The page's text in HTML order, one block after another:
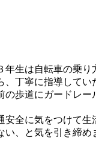
生は自転車の乗
丁寧に指導してい
歩道にガードレ
全に気をつけて生
、と気を引き締め